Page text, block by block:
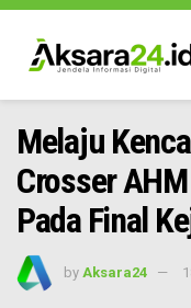
Melaju
Crosser
Pada Final
by Aksara24